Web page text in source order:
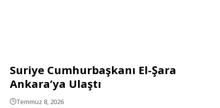
Suriye Cumhurbaşkanı El-Şara
Ankara’ya Ulaştı
Temmuz 8, 2026